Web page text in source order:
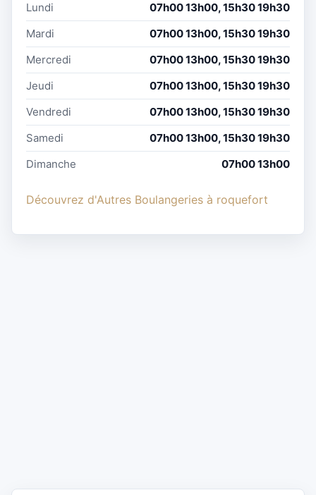
Lundi
07h00 13h00, 15h30 19h30
Mardi
07h00 13h00, 15h30 19h30
Mercredi
07h00 13h00, 15h30 19h30
Jeudi
07h00 13h00, 15h30 19h30
Vendredi
07h00 13h00, 15h30 19h30
Samedi
07h00 13h00, 15h30 19h30
Dimanche
07h00 13h00
Découvrez d'Autres Boulangeries à roquefort